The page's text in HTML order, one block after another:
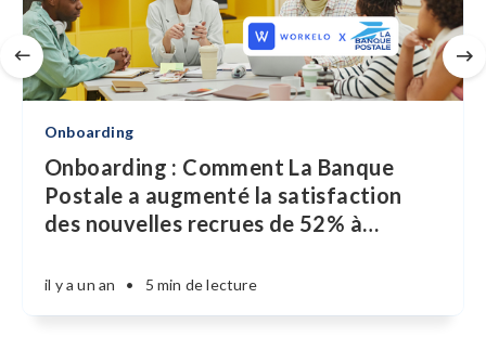
Onboarding
Onboarding : Comment La Banque
Postale a augmenté la satisfaction
des nouvelles recrues de 52% à…
il y a un an • 5 min de lecture